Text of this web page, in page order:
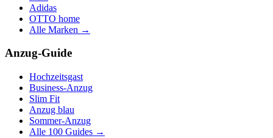
Adidas
OTTO home
Alle Marken →
Anzug-Guide
Hochzeitsgast
Business-Anzug
Slim Fit
Anzug blau
Sommer-Anzug
Alle 100 Guides →